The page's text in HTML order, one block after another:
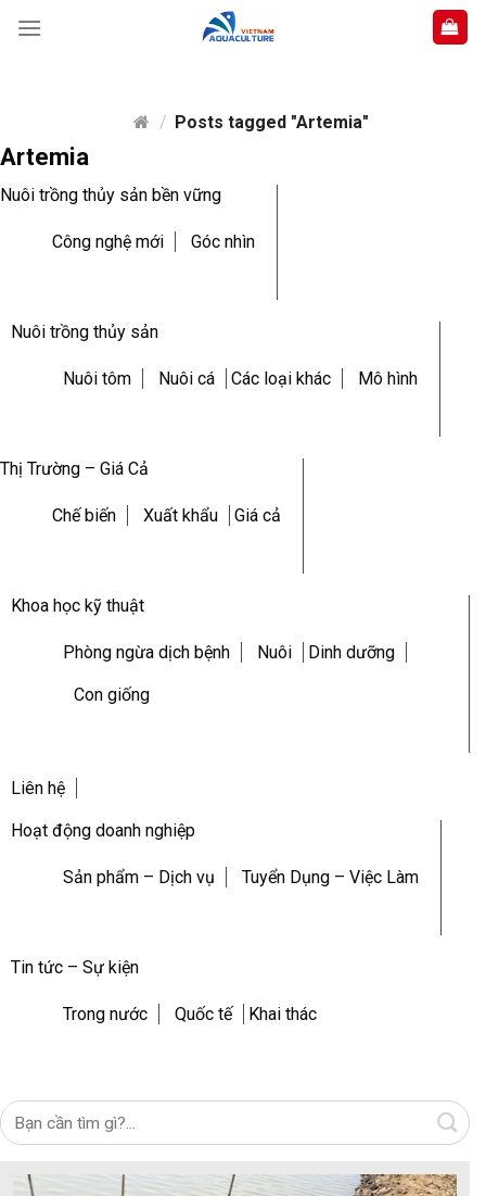
/ Posts tagged "Artemia"
Artemia
Nuôi trồng thủy sản bền vững
Công nghệ mới Góc nhìn
Nuôi trồng thủy sản
Nuôi tôm Nuôi cá Các loại khác Mô hình
Thị Trường – Giá Cả
Chế biến Xuất khẩu Giá cả
Khoa học kỹ thuật
Phòng ngừa dịch bệnh Nuôi Dinh dưỡng
Con giống
Liên hệ
Hoạt động doanh nghiệp
Sản phẩm – Dịch vụ Tuyển Dụng – Việc Làm
Tin tức – Sự kiện
Trong nước Quốc tế Khai thác